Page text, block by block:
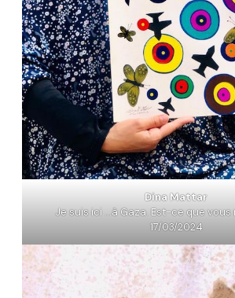
Dina Mattar
Je suis ici …à Gaza. Est-ce que vous
17/03/2024